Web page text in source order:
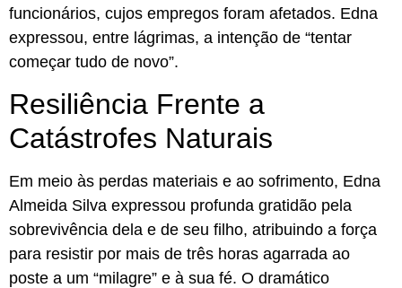
funcionários, cujos empregos foram afetados. Edna
expressou, entre lágrimas, a intenção de “tentar
começar tudo de novo”.
Resiliência Frente a
Catástrofes Naturais
Em meio às perdas materiais e ao sofrimento, Edna
Almeida Silva expressou profunda gratidão pela
sobrevivência dela e de seu filho, atribuindo a força
para resistir por mais de três horas agarrada ao
poste a um “milagre” e à sua fé. O dramático